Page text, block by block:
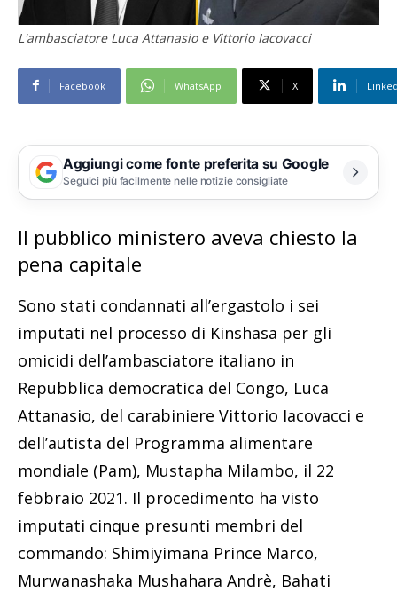
L'ambasciatore Luca Attanasio e Vittorio Iacovacci
Facebook WhatsApp X
Aggiungi come fonte preferita su Google
Seguici più facilmente nelle notizie consigliate
Il pubblico ministero aveva chiesto la
pena capitale
Sono stati condannati all’ergastolo i sei
imputati nel processo di Kinshasa per gli
omicidi dell’ambasciatore italiano in
Repubblica democratica del Congo, Luca
Attanasio, del carabiniere Vittorio Iacovacci e
dell’autista del Programma alimentare
mondiale (Pam), Mustapha Milambo, il 22
febbraio 2021. Il procedimento ha visto
imputati cinque presunti membri del
commando: Shimiyimana Prince Marco,
Murwanashaka Mushahara Andrè, Bahati